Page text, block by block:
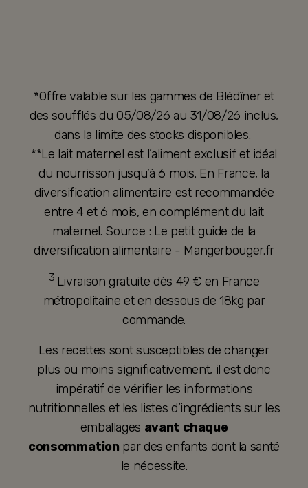
*Offre valable sur les gammes de Blédîner et
des soufflés du 05/08/26 au 31/08/26 inclus,
dans la limite des stocks disponibles.
**Le lait maternel est l’aliment exclusif et idéal
du nourrisson jusqu’à 6 mois. En France, la
diversification alimentaire est recommandée
entre 4 et 6 mois, en complément du lait
maternel. Source : Le petit guide de la
diversification alimentaire - Mangerbouger.fr
3 Livraison gratuite dès 49 € en France
métropolitaine et en dessous de 18kg par
commande.
Les recettes sont susceptibles de changer
plus ou moins significativement, il est donc
impératif de vérifier les informations
nutritionnelles et les listes d’ingrédients sur les
emballages avant chaque
consommation par des enfants dont la santé
le nécessite.